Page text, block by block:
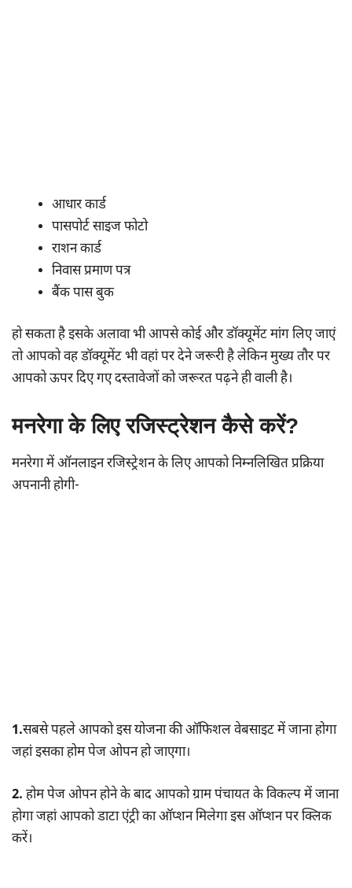
आधार कार्ड
पासपोर्ट साइज फोटो
राशन कार्ड
निवास प्रमाण पत्र
बैंक पास बुक
हो सकता है इसके अलावा भी आपसे कोई और डॉक्यूमेंट मांग लिए जाएं
तो आपको वह डॉक्यूमेंट भी वहां पर देने जरूरी है लेकिन मुख्य तौर पर
आपको ऊपर दिए गए दस्तावेजों को जरूरत पढ़ने ही वाली है।
मनरेगा के लिए रजिस्ट्रेशन कैसे करें?
मनरेगा में ऑनलाइन रजिस्ट्रेशन के लिए आपको निम्नलिखित प्रक्रिया
अपनानी होगी-
1.सबसे पहले आपको इस योजना की ऑफिशल वेबसाइट में जाना होगा
जहां इसका होम पेज ओपन हो जाएगा।
2. होम पेज ओपन होने के बाद आपको ग्राम पंचायत के विकल्प में जाना
होगा जहां आपको डाटा एंट्री का ऑप्शन मिलेगा इस ऑप्शन पर क्लिक
करें।